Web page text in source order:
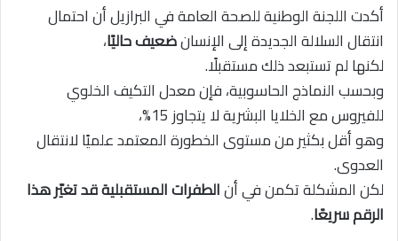
أكدت اللجنة الوطنية للصحة العامة في البرازيل أن احتمال
انتقال السلالة الجديدة إلى الإنسانضعيف حاليًا،
لكنها لم تستبعد ذلك مستقبلًا.
وبحسب النماذج الحاسوبية، فإن معدل التكيف الخلوي
للفيروس مع الخلايا البشرية لا يتجاوز 15%،
وهو أقل بكثير من مستوى الخطورة المعتمد علميًا لانتقال
العدوى.
لكن المشكلة تكمن في أنالطفرات المستقبلية قد تغيّر هذا
الرقم سريعًا.